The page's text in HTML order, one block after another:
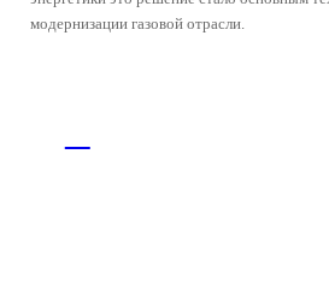
модернизации газовой отрасли.